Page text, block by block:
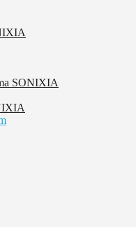
SONIXIA